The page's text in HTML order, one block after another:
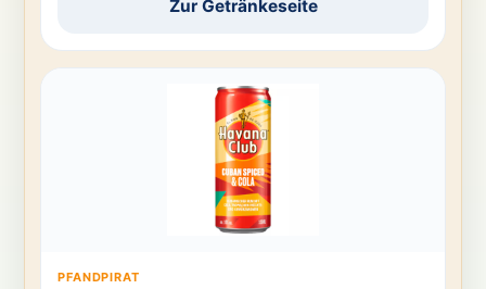
Zur Getränkeseite
PFANDPIRAT